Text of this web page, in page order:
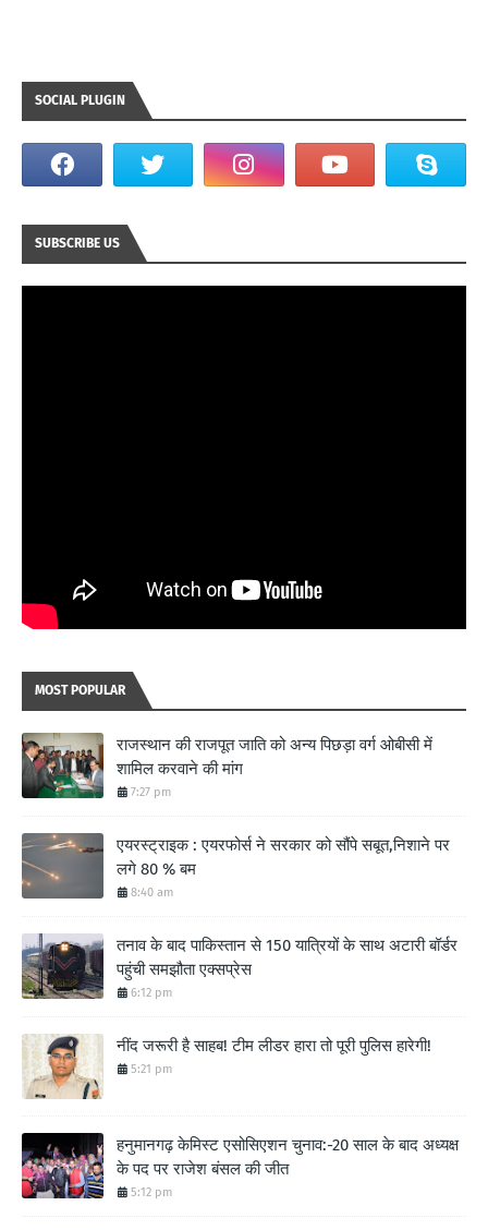
SOCIAL PLUGIN
SUBSCRIBE US
MOST POPULAR
राजस्थान की राजपूत जाति को अन्य पिछड़ा वर्ग ओबीसी में
शामिल करवाने की मांग
7:27 pm
एयरस्ट्राइक : एयरफोर्स ने सरकार को सौंपे सबूत,निशाने पर
लगे 80 % बम
8:40 am
तनाव के बाद पाकिस्तान से 150 यात्रियों के साथ अटारी बॉर्डर
पहुंची समझौता एक्सप्रेस
6:12 pm
नींद जरूरी है साहब! टीम लीडर हारा तो पूरी पुलिस हारेगी!
5:21 pm
हनुमानगढ़ केमिस्ट एसोसिएशन चुनाव:-20 साल के बाद अध्यक्ष
के पद पर राजेश बंसल की जीत
5:12 pm